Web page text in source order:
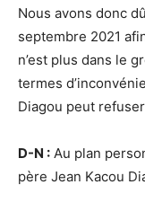
Nous avons donc
septembre 2021
n’est plus dans le
termes
Diagou peut
D-N : Au plan
père Jean Kacou